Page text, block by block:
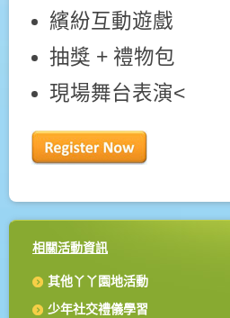
繽紛互動遊戲
抽獎 + 禮物包
現場舞台表演<
相關活動資訊
其他丫丫園地活動
少年社交禮儀學習